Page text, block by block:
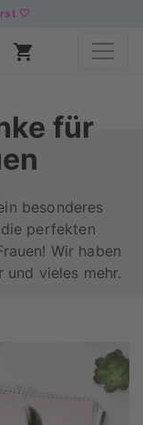
🤍
für
besonderes
Wir haben
und vieles mehr.